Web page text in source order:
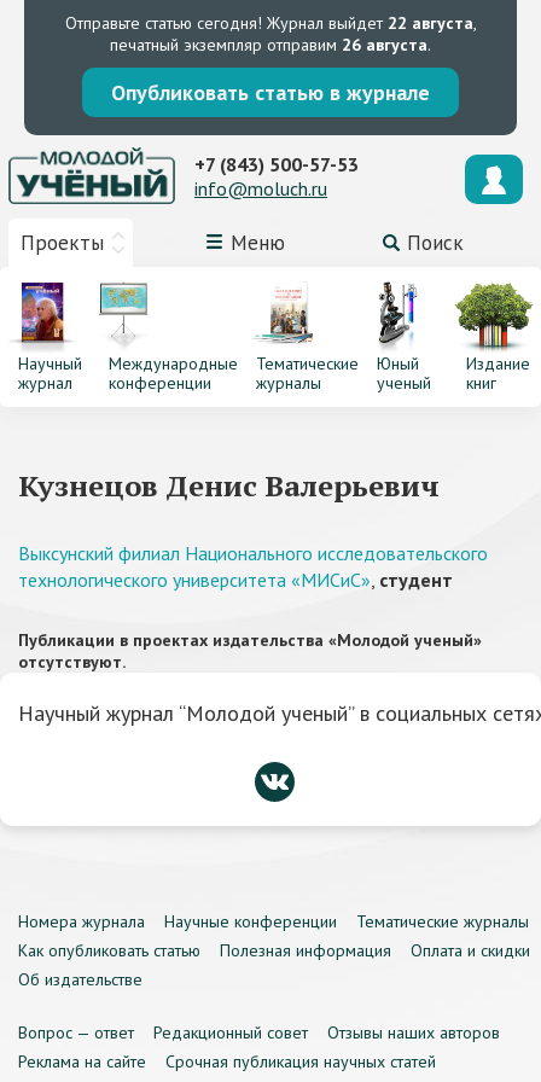
Отправьте статью сегодня! Журнал выйдет 22 августа,
печатный экземпляр отправим 26 августа.
Опубликовать статью в журнале
Проекты Меню Поиск
+7 (843) 500-57-53
info@moluch.ru
Научный
журнал
Международные
конференции
Тематические
журналы
Юный
ученый
Издание
книг
Кузнецов Денис Валерьевич
Выксунский филиал Национального исследовательского
технологического университета «МИСиС», студент
Публикации в проектах издательства «Молодой ученый»
отсутствуют.
Научный журнал “Молодой ученый” в социальных
Номера журнала Научные конференции
Тематические журналы
Как опубликовать статью
Полезная информация
Оплата и скидки
Об издательстве
Вопрос — ответ Редакционный совет
Отзывы наших авторов
Реклама на сайте
Срочная публикация научных статей